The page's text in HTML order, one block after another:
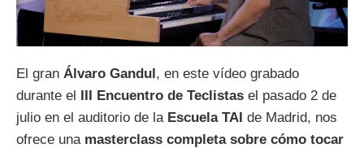
El gran Álvaro Gandul, en este vídeo grabado
durante el III Encuentro de Teclistas el pasado 2 de
julio en el auditorio de la Escuela TAI de Madrid, nos
ofrece una masterclass completa sobre cómo tocar